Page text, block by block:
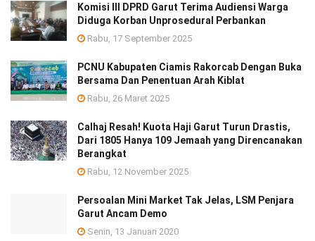
Komisi III DPRD Garut Terima Audiensi Warga
Diduga Korban Unprosedural Perbankan
Rabu, 17 September 2025
PCNU Kabupaten Ciamis Rakorcab Dengan Buka
Bersama Dan Penentuan Arah Kiblat
Rabu, 26 Maret 2025
Calhaj Resah! Kuota Haji Garut Turun Drastis,
Dari 1805 Hanya 109 Jemaah yang Direncanakan
Berangkat
Rabu, 12 November 2025
Persoalan Mini Market Tak Jelas, LSM Penjara
Garut Ancam Demo
Senin, 13 Januari 2020